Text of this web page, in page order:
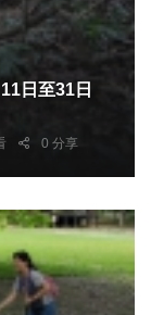
日至31日
0 分享